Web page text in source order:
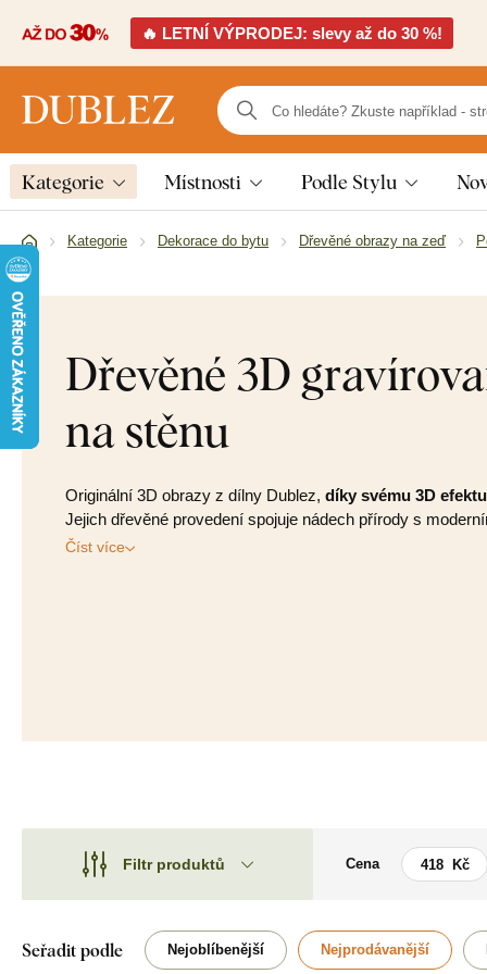
🔥 LETNÍ VÝPRODEJ: slevy až do 30 %!
Kategorie Místnosti Podle Stylu
Kategorie Dekorace do bytu Dřevěné obrazy na zeď
Dřevěné 3D
na stěnu
Originální 3D obrazy z dílny Dublez, díky svému 3D
Jejich dřevěné provedení spojuje nádech přírody s
Číst více
Filtr produktů
Motiv Cena
Motiv
Akty
Seřadit podle Nejoblíbenější Nejprodávanější